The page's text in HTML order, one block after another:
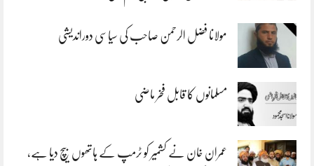
مولانا فضل الرحمن صاحب کی سیاسی دوراندیشی
مسلمانوں کا قابل فخر ماضی
عمران خان نے کشمیر کو ٹرمپ کے ہاتھوں بیچ دیا ہے،